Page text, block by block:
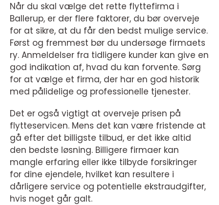
Når du skal vælge det rette flyttefirma i
Ballerup, er der flere faktorer, du bør overveje
for at sikre, at du får den bedst mulige service.
Først og fremmest bør du undersøge firmaets
ry. Anmeldelser fra tidligere kunder kan give en
god indikation af, hvad du kan forvente. Sørg
for at vælge et firma, der har en god historik
med pålidelige og professionelle tjenester.
Det er også vigtigt at overveje prisen på
flytteservicen. Mens det kan være fristende at
gå efter det billigste tilbud, er det ikke altid
den bedste løsning. Billigere firmaer kan
mangle erfaring eller ikke tilbyde forsikringer
for dine ejendele, hvilket kan resultere i
dårligere service og potentielle ekstraudgifter,
hvis noget går galt.